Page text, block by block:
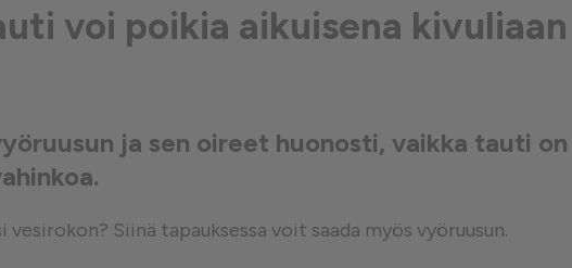
voi poikia aikuisena
ja sen oireet huonosti, vaikka tauti
Siinä tapauksessa voit saada myös vyöruusun.
mittaavat evästeet
liittyvät evästeet